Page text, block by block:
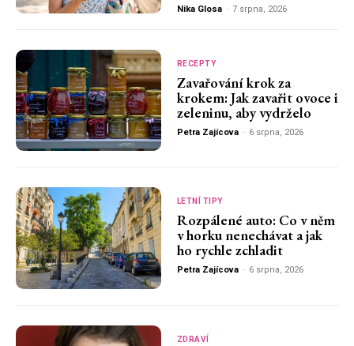
Nika Glosa - 7 srpna, 2026
RECEPTY
Zavařování krok za
krokem: Jak zavařit ovoce i
zeleninu, aby vydrželo
Petra Zajícova - 6 srpna, 2026
LETNÍ TIPY
Rozpálené auto: Co v něm
v horku nenechávat a jak
ho rychle zchladit
Petra Zajícova - 6 srpna, 2026
ZDRAVÍ